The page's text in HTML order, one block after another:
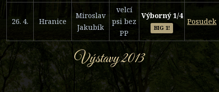
26. 4. Hranice
Miroslav
Jakubík
velcí
psi bez
PP
Výborný 1/4
BIG 1!
Posudek
Výstavy 2013